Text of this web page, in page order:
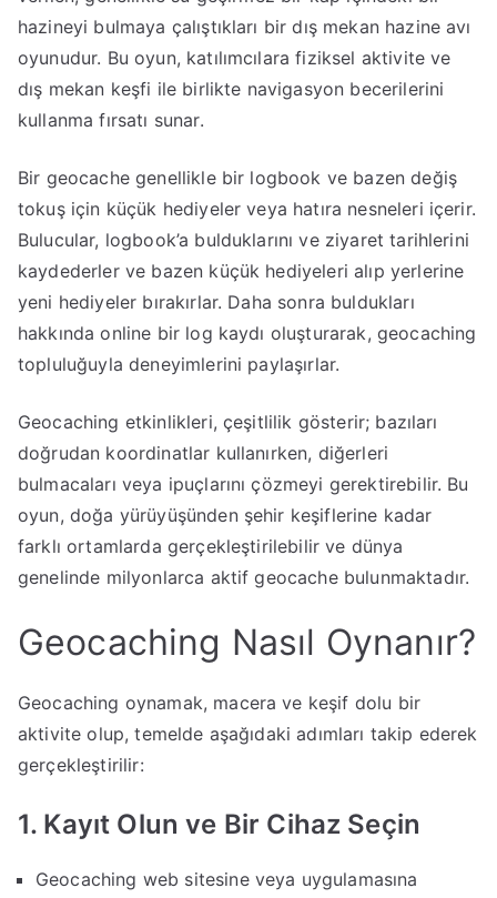
hazineyi bulmaya çalıştıkları bir dış mekan hazine avı
oyunudur. Bu oyun, katılımcılara fiziksel aktivite ve
dış mekan keşfi ile birlikte navigasyon becerilerini
kullanma fırsatı sunar.
Bir geocache genellikle bir logbook ve bazen değiş
tokuş için küçük hediyeler veya hatıra nesneleri içerir.
Bulucular, logbook’a bulduklarını ve ziyaret tarihlerini
kaydederler ve bazen küçük hediyeleri alıp yerlerine
yeni hediyeler bırakırlar. Daha sonra buldukları
hakkında online bir log kaydı oluşturarak, geocaching
topluluğuyla deneyimlerini paylaşırlar.
Geocaching etkinlikleri, çeşitlilik gösterir; bazıları
doğrudan koordinatlar kullanırken, diğerleri
bulmacaları veya ipuçlarını çözmeyi gerektirebilir. Bu
oyun, doğa yürüyüşünden şehir keşiflerine kadar
farklı ortamlarda gerçekleştirilebilir ve dünya
genelinde milyonlarca aktif geocache bulunmaktadır.
Geocaching Nasıl Oynanır?
Geocaching oynamak, macera ve keşif dolu bir
aktivite olup, temelde aşağıdaki adımları takip ederek
gerçekleştirilir:
1. Kayıt Olun ve Bir Cihaz Seçin
Geocaching web sitesine veya uygulamasına